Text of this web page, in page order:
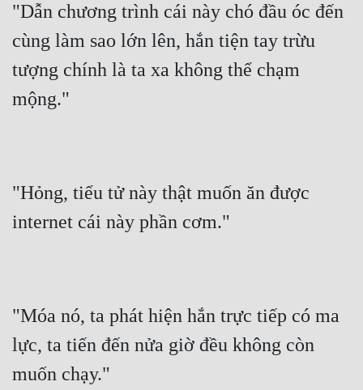
"Dẫn chương trình cái này chó đầu óc đến
cùng làm sao lớn lên, hắn tiện tay trừu
tượng chính là ta xa không thể chạm
mộng."
"Hỏng, tiểu tử này thật muốn ăn được
internet cái này phần cơm."
"Móa nó, ta phát hiện hắn trực tiếp có ma
lực, ta tiến đến nửa giờ đều không còn
muốn chạy."